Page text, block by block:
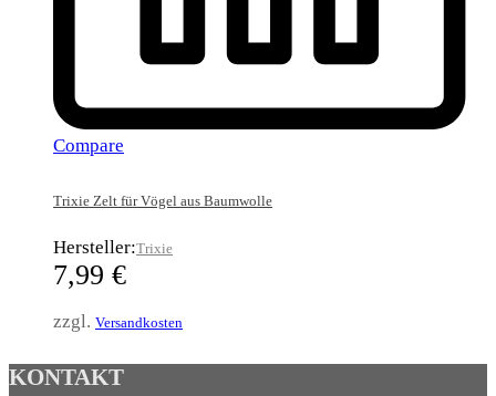
Compare
Trixie Zelt für Vögel aus Baumwolle
Hersteller:Trixie
7,99 €
zzgl. Versandkosten
KONTAKT